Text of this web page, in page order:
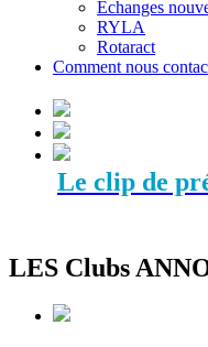
Échanges
RYLA
Rotaract
Comment nous
Le clip de
LES Clubs